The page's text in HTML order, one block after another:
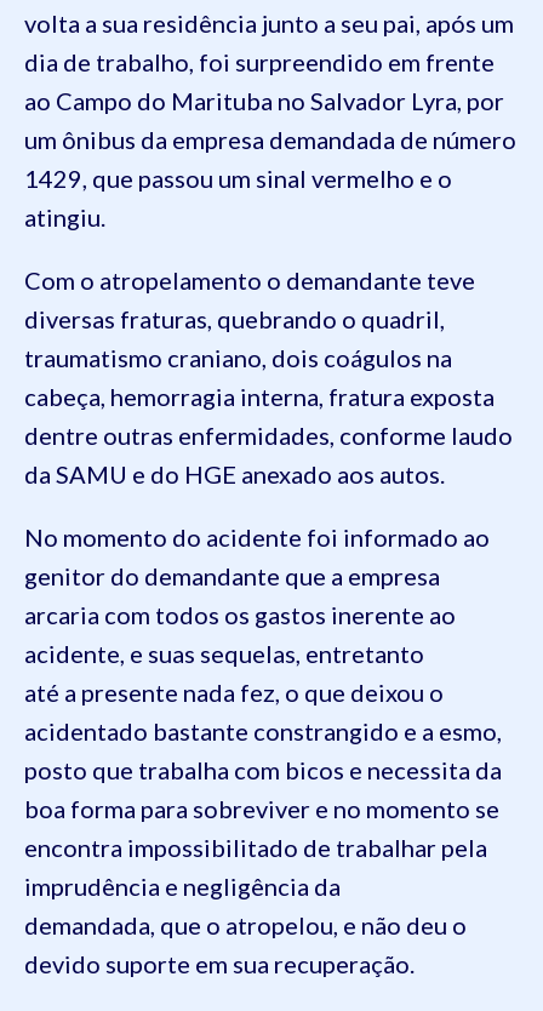
volta a sua residência junto a seu pai, após um
dia de trabalho, foi surpreendido em frente
ao Campo do Marituba no Salvador Lyra, por
um ônibus da empresa demandada de número
1429, que passou um sinal vermelho e o
atingiu.
Com o atropelamento o demandante teve
diversas fraturas, quebrando o quadril,
traumatismo craniano, dois coágulos na
cabeça, hemorragia interna, fratura exposta
dentre outras enfermidades, conforme laudo
da SAMU e do HGE anexado aos autos.
No momento do acidente foi informado ao
genitor do demandante que a empresa
arcaria com todos os gastos inerente ao
acidente, e suas sequelas, entretanto
até a presente nada fez, o que deixou o
acidentado bastante constrangido e a esmo,
posto que trabalha com bicos e necessita da
boa forma para sobreviver e no momento se
encontra impossibilitado de trabalhar pela
imprudência e negligência da
demandada, que o atropelou, e não deu o
devido suporte em sua recuperação.